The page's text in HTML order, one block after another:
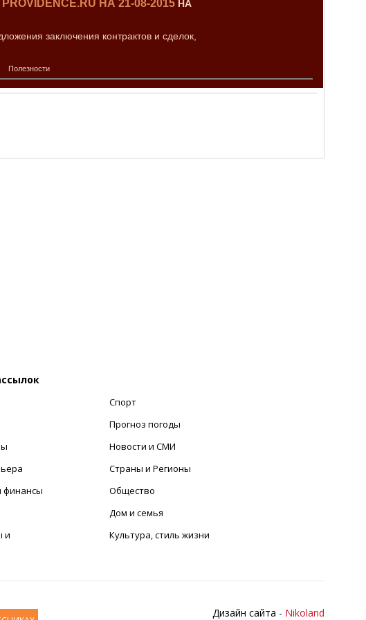
НА 21-08-2015 НА
заключения контрактов и сделок,
Полезности
финансы
и
Спорт
Прогноз погоды
Новости и СМИ
Страны и Регионы
Общество
Дом и семья
Культура, стиль жизни
Дизайн сайта - Nikoland